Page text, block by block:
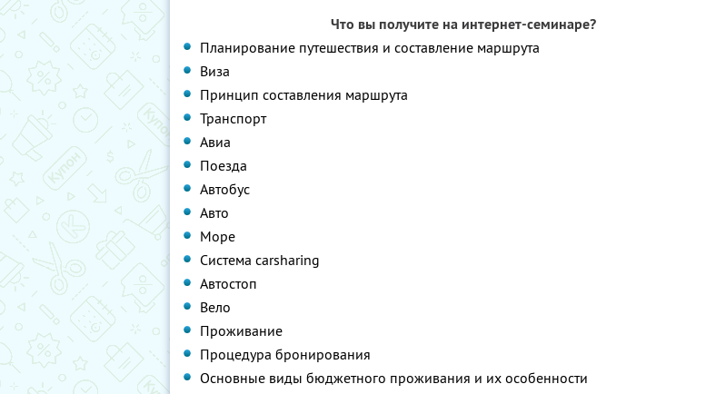
Что вы получите на интернет-семинаре?
Планирование путешествия и составление маршрута
Виза
Принцип составления маршрута
Транспорт
Авиа
Поезда
Автобус
Авто
Море
Система carsharing
Автостоп
Вело
Проживание
Процедура бронирования
Основные виды бюджетного проживания и их особенности